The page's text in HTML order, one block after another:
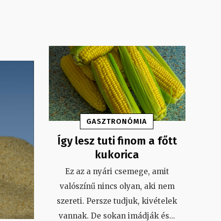
GASZTRONÓMIA
Így lesz tuti finom a főtt
kukorica
Ez az a nyári csemege, amit
valószínű nincs olyan, aki nem
szereti. Persze tudjuk, kivételek
vannak. De sokan imádják és...